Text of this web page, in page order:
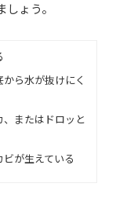
ょう。
ら水が抜けにく
またはドロッと
が生えている